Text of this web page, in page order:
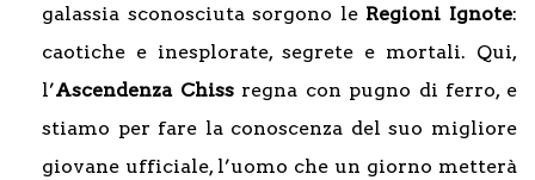
galassia sconosciuta sorgono le Regioni Ignote:
caotiche e inesplorate, segrete e mortali. Qui,
l’Ascendenza Chissregna con pugno di ferro, e
stiamo per fare la conoscenza del suo migliore
giovane ufficiale, l’uomo che un giorno metterà